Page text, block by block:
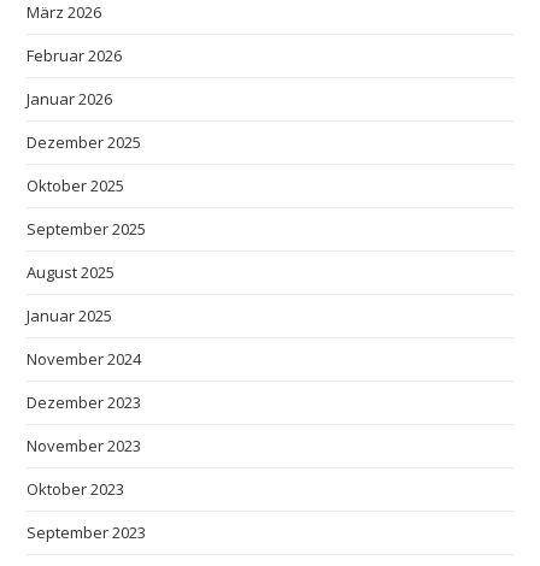
März 2026
Februar 2026
Januar 2026
Dezember 2025
Oktober 2025
September 2025
August 2025
Januar 2025
November 2024
Dezember 2023
November 2023
Oktober 2023
September 2023